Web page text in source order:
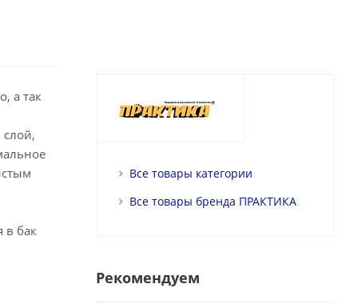
а так
в бак
Все товары категории
Все товары бренда ПРАКТИКА
Рекомендуем